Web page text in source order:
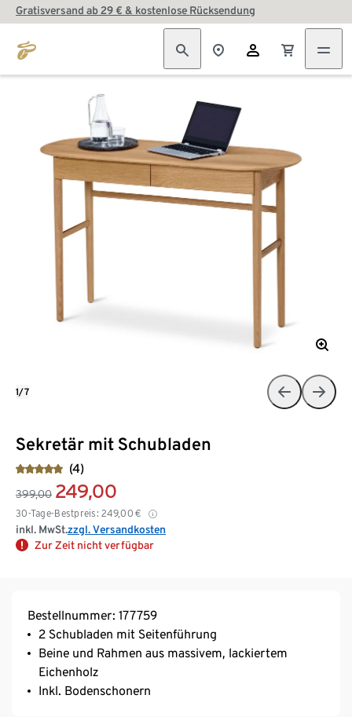
Gratisversand ab 29 € & kostenlose Rücksendung
Sekretär mit Schubladen
(4)
399,00 249,00
30-Tage-Bestpreis: 249,00 €
inkl. MwSt.zzgl. Versandkosten
Zur Zeit nicht verfügbar
1/7
Bestellnummer: 177759
2 Schubladen mit Seitenführung
Beine und Rahmen aus massivem, lackiertem
Eichenholz
Inkl. Bodenschonern